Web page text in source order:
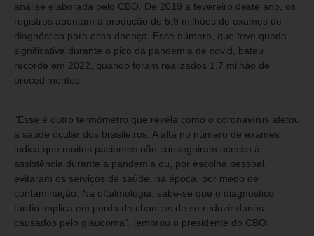
análise elaborada pelo CBO. De 2019 a fevereiro deste ano, os
registros apontam a produção de 5,9 milhões de exames de
diagnóstico para essa doença. Esse número, que teve queda
significativa durante o pico da pandemia de covid, bateu
recorde em 2022, quando foram realizados 1,7 milhão de
procedimentos.
“Esse é outro termômetro que revela como o coronavírus afetou
a saúde ocular dos brasileiros. A alta no número de exames
indica que muitos pacientes não conseguiram acesso à
assistência durante a pandemia ou, por escolha pessoal,
evitaram os serviços de saúde, na época, por medo de
contaminação. Na oftalmologia, sabe-se que o diagnóstico
tardio implica em perda de chances de se reduzir danos
causados pelo glaucoma”, lembrou o presidente do CBO.